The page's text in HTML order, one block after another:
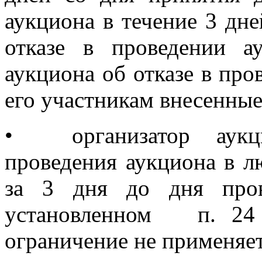
аукциона в течение 3
отказе в проведении
аукциона об отказе в
его участникам
•
организатор
проведения аукциона в
за 3 дня до дня
установленном п. 24
ограничение не